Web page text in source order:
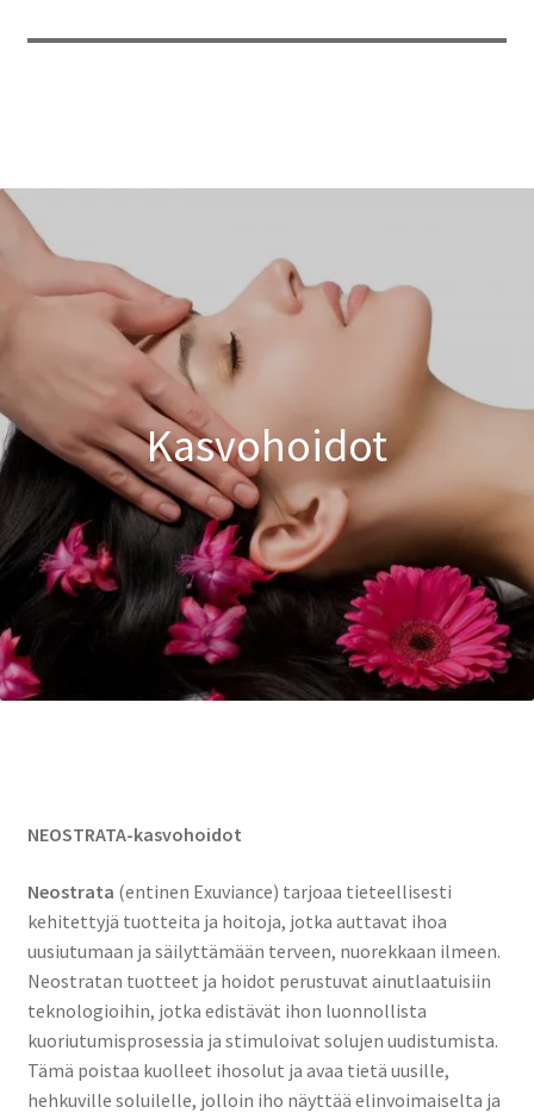
Kasvohoidot
NEOSTRATA-kasvohoidot
Neostrata (entinen Exuviance) tarjoaa tieteellisesti
kehitettyjä tuotteita ja hoitoja, jotka auttavat ihoa
uusiutumaan ja säilyttämään terveen, nuorekkaan ilmeen.
Neostratan tuotteet ja hoidot perustuvat ainutlaatuisiin
teknologioihin, jotka edistävät ihon luonnollista
kuoriutumisprosessia ja stimuloivat solujen uudistumista.
Tämä poistaa kuolleet ihosolut ja avaa tietä uusille,
hehkuville soluilelle, jolloin iho näyttää elinvoimaiselta ja